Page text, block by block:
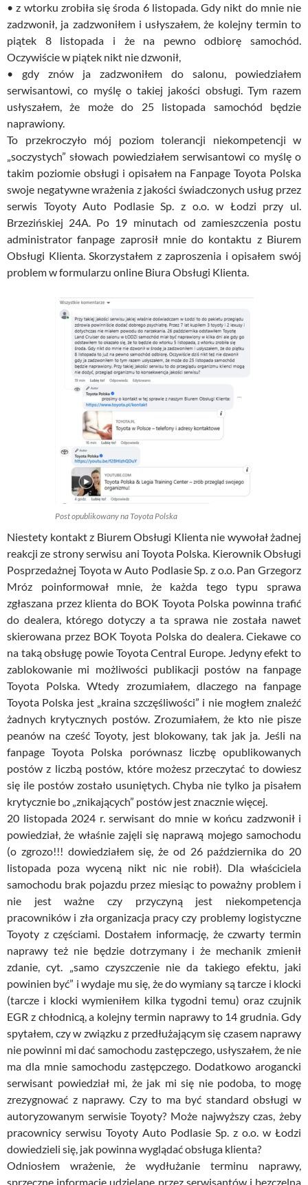
• z wtorku zrobiła się środa 6 listopada. Gdy nikt do mnie nie
zadzwonił, ja zadzwoniłem i usłyszałem, że kolejny termin to
piątek 8 listopada i że na pewno odbiorę samochód.
Oczywiście w piątek nikt nie dzwonił,
• gdy znów ja zadzwoniłem do salonu, powiedziałem
serwisantowi, co myślę o takiej jakości obsługi. Tym razem
usłyszałem, że może do 25 listopada samochód będzie
naprawiony.
To przekroczyło mój poziom tolerancji niekompetencji w
„soczystych” słowach powiedziałem serwisantowi co myślę o
takim poziomie obsługi i opisałem na Fanpage Toyota Polska
swoje negatywne wrażenia z jakości świadczonych usług przez
serwis Toyoty Auto Podlasie Sp. z o.o. w Łodzi przy ul.
Brzezińskiej 24A. Po 19 minutach od zamieszczenia postu
administrator fanpage zaprosił mnie do kontaktu z Biurem
Obsługi Klienta. Skorzystałem z zaproszenia i opisałem swój
problem w formularzu online Biura Obsługi Klienta.
Post opublikowany na Toyota Polska
Niestety kontakt z Biurem Obsługi Klienta nie wywołał żadnej
reakcji ze strony serwisu ani Toyota Polska. Kierownik Obsługi
Posprzedażnej Toyota w Auto Podlasie Sp. z o.o. Pan Grzegorz
Mróz poinformował mnie, że każda tego typu sprawa
zgłaszana przez klienta do BOK Toyota Polska powinna trafić
do dealera, którego dotyczy a ta sprawa nie została nawet
skierowana przez BOK Toyota Polska do dealera. Ciekawe co
na taką obsługę powie Toyota Central Europe. Jedyny efekt to
zablokowanie mi możliwości publikacji postów na fanpage
Toyota Polska. Wtedy zrozumiałem, dlaczego na fanpage
Toyota Polska jest „kraina szczęśliwości” i nie mogłem znaleźć
żadnych krytycznych postów. Zrozumiałem, że kto nie pisze
peanów na cześć Toyoty, jest blokowany, tak jak ja. Jeśli na
fanpage Toyota Polska porównasz liczbę opublikowanych
postów z liczbą postów, które możesz przeczytać to dowiesz
się ile postów zostało usuniętych. Chyba nie tylko ja pisałem
krytycznie bo „znikających” postów jest znacznie więcej.
20 listopada 2024 r. serwisant do mnie w końcu zadzwonił i
powiedział, że właśnie zajęli się naprawą mojego samochodu
(o zgrozo!!! dowiedziałem się, że od 26 października do 20
listopada poza wyceną nikt nic nie robił). Dla właściciela
samochodu brak pojazdu przez miesiąc to poważny problem i
nie jest ważne czy przyczyną jest niekompetencja
pracowników i zła organizacja pracy czy problemy logistyczne
Toyoty z częściami. Dostałem informację, że czwarty termin
naprawy też nie będzie dotrzymany i że mechanik zmienił
zdanie, cyt. „samo czyszczenie nie da takiego efektu, jaki
powinien być” i wydaje mu się, że do wymiany są tarcze i klocki
(tarcze i klocki wymieniłem kilka tygodni temu) oraz czujnik
EGR z chłodnicą, a kolejny termin naprawy to 14 grudnia. Gdy
spytałem, czy w związku z przedłużającym się czasem naprawy
nie powinni mi dać samochodu zastępczego, usłyszałem, że nie
ma dla mnie samochodu zastępczego. Dodatkowo arogancki
serwisant powiedział mi, że jak mi się nie podoba, to mogę
zrezygnować z naprawy. Czy to ma być standard obsługi w
autoryzowanym serwisie Toyoty? Może najwyższy czas, żeby
pracownicy serwisu Toyoty Auto Podlasie Sp. z o.o. w Łodzi
dowiedzieli się, jak powinna wyglądać obsługa klienta?
Odniosłem wrażenie, że wydłużanie terminu naprawy,
sprzeczne informacje udzielane przez serwisantów i bezczelna